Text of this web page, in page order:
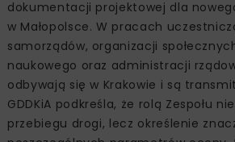
dokumentacji projektowej dla
w Małopolsce. W pracach
samorządów, organizacji
naukowego oraz administracji
odbywają się w Krakowie i są
GDDKiA podkreśla, że rolą Zespołu
przebiegu drogi, lecz określenie